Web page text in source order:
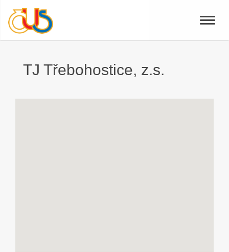
Toggle
TJ Třebohostice, z.s.